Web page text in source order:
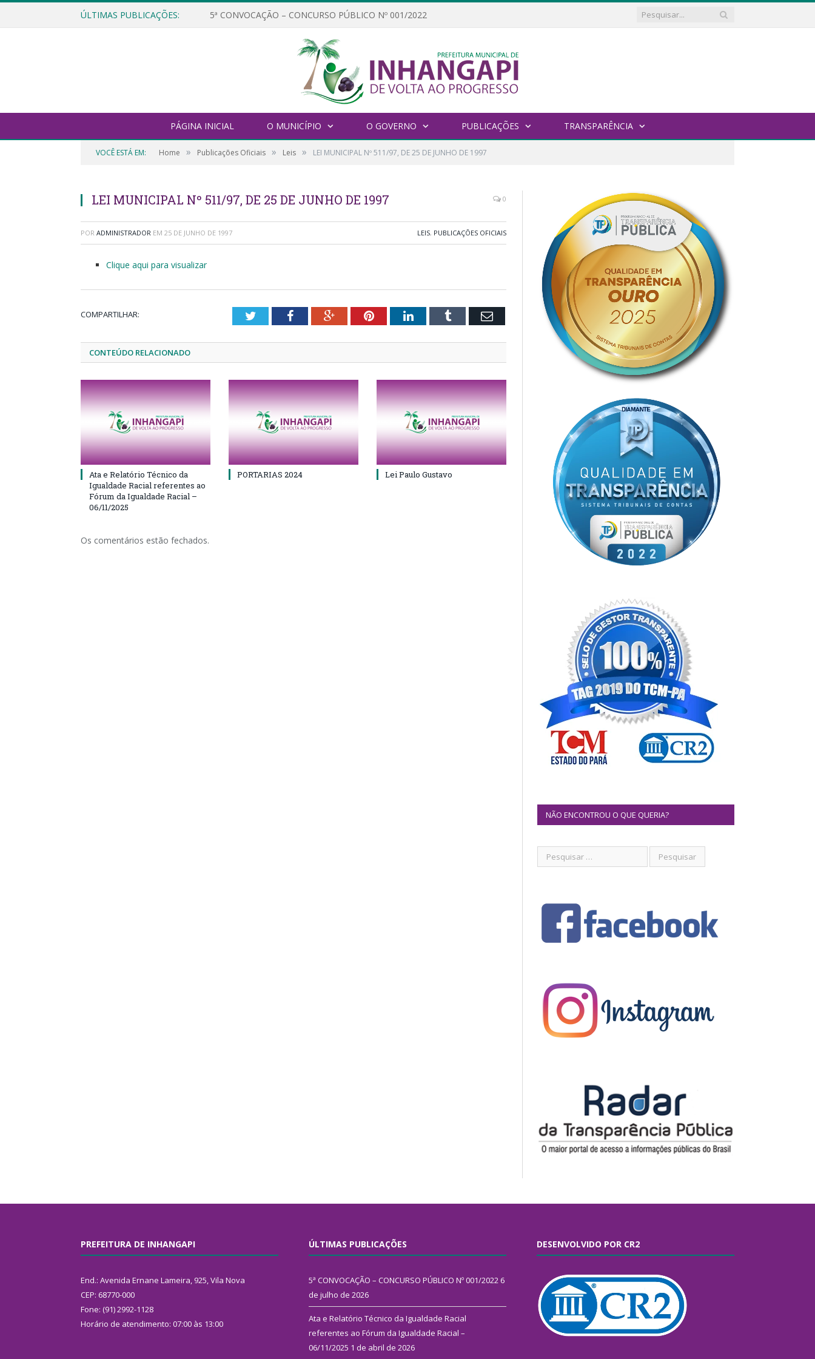
ÚLTIMAS PUBLICAÇÕES: 5ª CONVOCAÇÃO – CONCURSO PÚBLICO Nº 001/2022
PÁGINA INICIAL O MUNICÍPIO O GOVERNO PUBLICAÇÕES TRANSPARÊNCIA
VOCÊ ESTÁ EM: Home » Publicações Oficiais » Leis » LEI MUNICIPAL Nº 511/97, DE 25 DE JUNHO DE 1997
LEI MUNICIPAL Nº 511/97, DE 25 DE JUNHO DE 1997 0
POR ADMINISTRADOR EM 25 DE JUNHO DE 1997 LEIS, PUBLICAÇÕES OFICIAIS
Clique aqui para visualizar
COMPARTILHAR: TwitterFacebookGoogle+PinterestLinkedInTumblr Email
CONTEÚDO RELACIONADO
Ata e Relatório Técnico da
Igualdade Racial referentes ao
Fórum da Igualdade Racial –
06/11/2025
PORTARIAS 2024 Lei Paulo Gustavo
Os comentários estão fechados.
NÃO ENCONTROU O QUE QUERIA?
PREFEITURA DE INHANGAPI
End.: Avenida Ernane Lameira, 925, Vila Nova
CEP: 68770-000
Fone: (91) 2992-1128
Horário de atendimento: 07:00 às 13:00
ÚLTIMAS PUBLICAÇÕES
5ª CONVOCAÇÃO – CONCURSO PÚBLICO Nº 001/2022 6
de julho de 2026
Ata e Relatório Técnico da Igualdade Racial
referentes ao Fórum da Igualdade Racial –
06/11/2025 1 de abril de 2026
DESENVOLVIDO POR CR2